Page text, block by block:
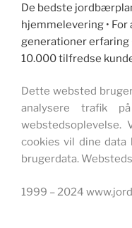
De bedste
hjemmelevering • For
generationer erfaring
10.000 tilfredse
Dette websted
analysere trafik
webstedsoplevelse.
cookies vil dine data
brugerdata.
1999 – 2024